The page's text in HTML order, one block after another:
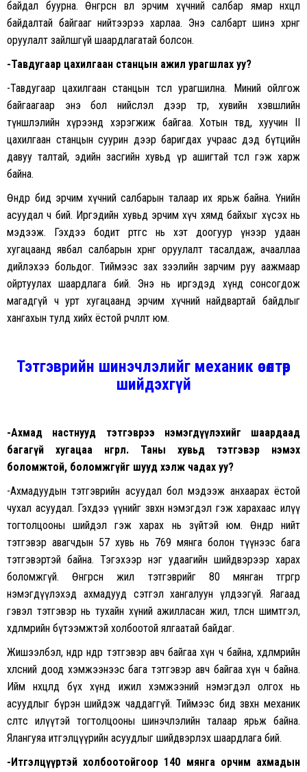
байдал буурна. Өнгөрсөн өвөл эрчим хүчний салбар ямар нөхцөл
байдалтай байгааг нийтээрээ харлаа. Энэ салбарт шинэ хөрөнгө
оруулалт зайлшгүй шаардлагатай болсон.
-Тавдугаар цахилгаан станцын ажил урагшлах уу?
-Тавдугаар цахилгаан станцын төсөл урагшилна. Миний ойлгож
байгаагаар энэ бол нийслэл дээр төр, хувийн хэвшлийн
түншлэлийн хүрээнд хэрэгжиж байгаа. Хотын төвд, хуучин II
цахилгаан станцын суурин дээр баригдах учраас дэд бүтцийн
давуу талтай, эдийн засгийн хувьд үр ашигтай төсөл гэж харж
байна.
Өнөөдөр бид эрчим хүчний салбарын талаар их ярьж байна. Үнийн
асуудал ч бий. Иргэдийн хувьд эрчим хүч хямд байхыг хүсэх нь
мэдээж. Гэхдээ бодит өртгөөс нь хэт доогуур үнээр удаан
хугацаанд явбал салбарын хөрөнгө оруулалт тасалдаж, ачааллаа
дийлэхээ больдог. Тиймээс зах зээлийн зарчим руу аажмаар
ойртуулах шаардлага бий. Энэ нь иргэдэд хүнд сонсогдож
магадгүй ч урт хугацаанд эрчим хүчний найдвартай байдлыг
хангахын тулд хийх ёстой өөрчлөлт юм.
Тэтгэврийн шинэчлэлийг механик өсөлтөөр
шийдэхгүй
-Ахмад настнууд тэтгэврээ нэмэгдүүлэхийг шаардаад
багагүй хугацаа өнгөрлөө. Таны хувьд тэтгэвэр нэмэх
боломжтой, боломжгүйг шууд хэлж чадах уу?
-Ахмадуудын тэтгэврийн асуудал бол мэдээж анхаарах ёстой
чухал асуудал. Гэхдээ үүнийг зөвхөн нэмэгдэл гэж харахаас илүү
тогтолцооны шийдэл гэж харах нь зүйтэй юм. Өнөөдөр нийт
тэтгэвэр авагчдын 57 хувь нь 769 мянга болон түүнээс бага
тэтгэвэртэй байна. Тэгэхээр нэг удаагийн шийдвэрээр харах
боломжгүй. Өнгөрсөн жил тэтгэврийг 80 мянган төгрөгөөр
нэмэгдүүлэхэд ахмадууд сэтгэл хангалуун үлдээгүй. Яагаад
гэвэл тэтгэвэр нь тухайн хүний ажилласан жил, төлсөн шимтгэл,
хөдөлмөрийн бүтээмжтэй холбоотой ялгаатай байдаг.
Жишээлбэл, өнөөдөр өндөр тэтгэвэр авч байгаа хүн ч байна, хөдөлмөрийн
хөлсний доод хэмжээнээс бага тэтгэвэр авч байгаа хүн ч байна.
Ийм нөхцөлд бүх хүнд ижил хэмжээний нэмэгдэл олгох нь
асуудлыг бүрэн шийдэж чаддаггүй. Тиймээс бид зөвхөн механик
өсөлтөөс илүүтэй тогтолцооны шинэчлэлийн талаар ярьж байна.
Ялангуяа итгэлцүүрийн асуудлыг шийдвэрлэх шаардлага бий.
-Итгэлцүүртэй холбоотойгоор 140 мянга орчим ахмадын